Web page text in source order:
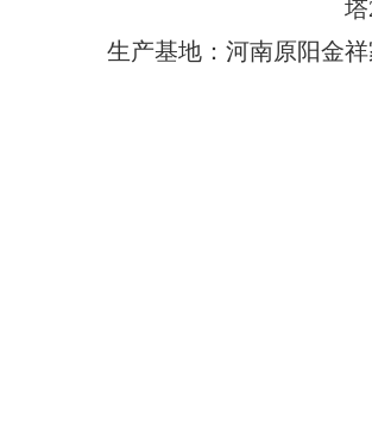
生产基地：河南原阳金